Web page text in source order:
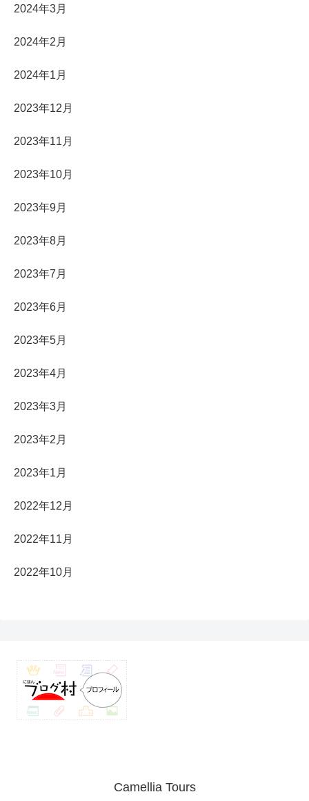
2024年3月
2024年2月
2024年1月
2023年12月
2023年11月
2023年10月
2023年9月
2023年8月
2023年7月
2023年6月
2023年5月
2023年4月
2023年3月
2023年2月
2023年1月
2022年12月
2022年11月
2022年10月
Camellia Tours